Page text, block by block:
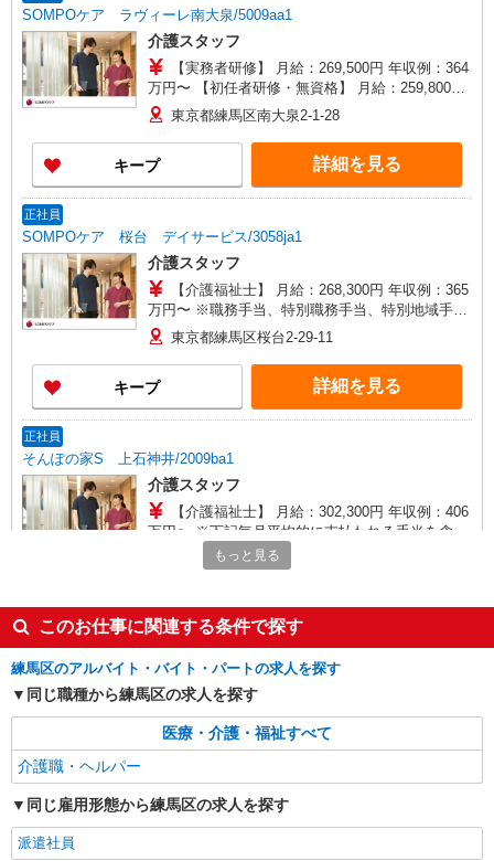
SOMPOケア ラヴィーレ南大泉/5009aa1
介護スタッフ
【実務者研修】 月給：269,500円 年収例：364
万円〜 【初任者研修・無資格】 月給：259,800円
年収例：351万円〜 ※職務手当、（東京都）居住
支援特別手当、日祝手当（月平均2回分）、夜勤手
当（月平均5回分）等、毎月平均的に支払われる手
当を含みます。 ※居住支援特別手当は勤続5年目
までの方はさらに1万円支給（再入社は除く） ◎
間外手当支給（超過1分〜）
東京都練馬区南大泉2-1-28
キープ 詳細を見る
正社員
SOMPOケア 桜台 デイサービス/3058ja1
介護スタッフ
【介護福祉士】 月給：268,300円 年収例：365
万円〜 ※職務手当、特別職務手当、特別地域手
当、（東京都）居住支援特別手当、働きがい向上
手当含む ※居住支援特別手当は勤続5年目までの
方はさらに1万円支給（再入社は除く） ◎賞与：
基本給2.08ヶ月分/年支給 ◎残業時は別途時間外手
当支給（超過1分〜）
東京都練馬区桜台2-29-11
キープ 詳細を見る
正社員
そんぽの家S 上石神井/2009ba1
介護スタッフ
【介護福祉士】 月給：302,300円 年収例：406
万円〜 ※下記毎月平均的に支払われる手当を含み
ます。 ・職務手当 ・特別職務手当 ・特別地域手
当 ・（東京都）居住支援特別手当 ・働きがい向上
・夜勤手当（月平均5回分） ※居住支援特別手当
は勤続5年目までの方はさらに1万円支給（再入社
は除く） ◎賞与：基本給2.08ヶ月分/年支給 ◎残
業時は別途時間外手当支給（超過1分〜）
東京都練馬区上石神井2丁目22-27
キープ 詳細を見る
SOMPOケア 桜台 デイサービス/3058ja2
介護スタッフ
★（東京都）居住支援特別手当対象求人 【介
護福祉士】 時給1,410円 ◎週20時間以上勤務（社
初任者研修（ヘルパー1級・2級）】 時給1,330円
◎週20時間以上勤務（社保加入者）の場合は時給
1,380円 ※居住支援特別手当は勤続5年目までの方
東京都練馬区桜台2-29-11
キープ 詳細を見る
もっと見る
このお仕事に関連する条件で探す
練馬区のアルバイト・バイト・パートの求人を探す
同じ職種から練馬区の求人を探す
医療・介護・福祉すべて
介護職・ヘルパー
同じ雇用形態から練馬区の求人を探す
派遣社員